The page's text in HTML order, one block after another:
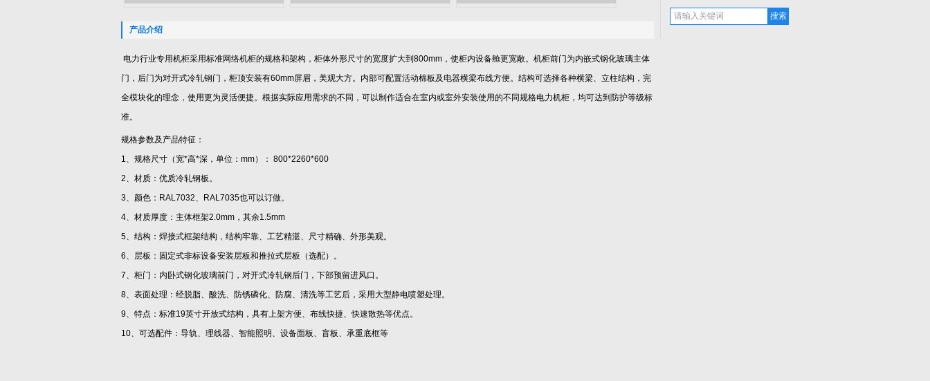
产品介绍
电力行业专用机柜采用标准网络机柜的规格和架构，柜体外形尺寸的宽度扩大到800mm，使柜内设备舱更宽敞。机柜前门为内嵌式钢化玻璃主体
门，后门为对开式冷轧钢门，柜顶安装有60mm屏眉，美观大方。内部可配置活动棉板及电器横梁布线方便。结构可选择各种横梁、立柱结构，完
全模块化的理念，使用更为灵活便捷。根据实际应用需求的不同，可以制作适合在室内或室外安装使用的不同规格电力机柜，均可达到防护等级标
准。
规格参数及产品特征：
1、规格尺寸（宽*高*深，单位：mm）： 800*2260*600
2、材质：优质冷轧钢板。
3、颜色：RAL7032、RAL7035也可以订做。
4、材质厚度：主体框架2.0mm，其余1.5mm
5、结构：焊接式框架结构，结构牢靠、工艺精湛、尺寸精确、外形美观。
6、层板：固定式非标设备安装层板和推拉式层板（选配）。
7、柜门：内卧式钢化玻璃前门，对开式冷轧钢后门，下部预留进风口。
8、表面处理：经脱脂、酸洗、防锈磷化、防腐、清洗等工艺后，采用大型静电喷塑处理。
9、特点：标准19英寸开放式结构，具有上架方便、布线快捷、快速散热等优点。
10、可选配件：导轨、理线器、智能照明、设备面板、盲板、承重底框等